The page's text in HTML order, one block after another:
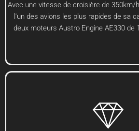
Avec une vitesse de croisière de 350km/
l’un des avions les plus rapides de sa
deux moteurs Austro Engine AE330 de